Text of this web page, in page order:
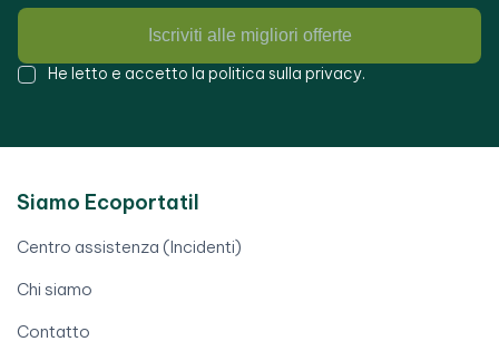
Iscriviti alle migliori offerte
He letto e accetto la politica sulla privacy.
Siamo Ecoportatil
Centro assistenza (Incidenti)
Chi siamo
Contatto